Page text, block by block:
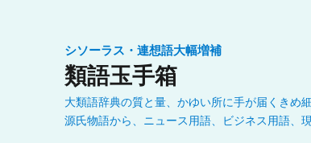
シソーラス・連想語大幅増補
類語玉手箱
大類語辞典の質と量、かゆい所に手が届くきめ
源氏物語から、ニュース用語、ビジネス用語、